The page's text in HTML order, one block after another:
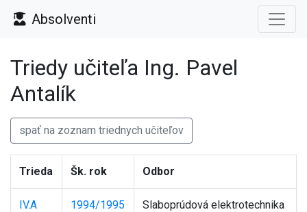
Absolventi
Triedy učiteľa Ing. Pavel
Antalík
spať na zoznam triednych učiteľov
Trieda Šk. rok Odbor
IV.A 1994/1995 Slaboprúdová elektrotechnika